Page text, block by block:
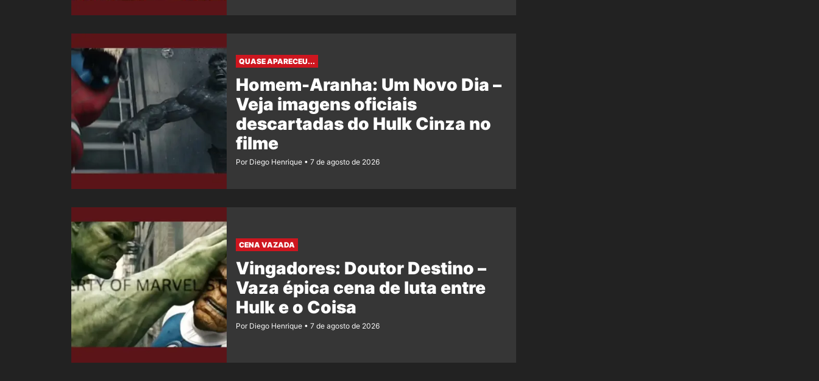
QUASE APARECEU...
Homem-Aranha: Um Novo Dia –
Veja imagens oficiais
descartadas do Hulk Cinza no
filme
Por Diego Henrique 7 de agosto de 2026
CENA VAZADA
Vingadores: Doutor Destino –
Vaza épica cena de luta entre
Hulk e o Coisa
Por Diego Henrique 7 de agosto de 2026